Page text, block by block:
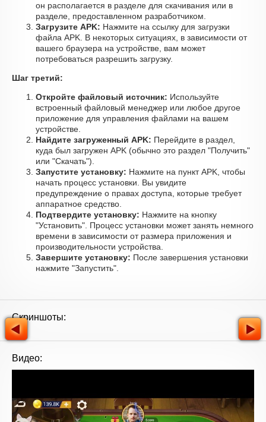
он располагается в разделе для скачивания или в
разделе, предоставленном разработчиком.
Загрузите APK: Нажмите на ссылку для загрузки
файла APK. В некоторых ситуациях, в зависимости от
вашего браузера на устройстве, вам может
потребоваться разрешить загрузку.
Шаг третий:
Откройте файловый источник: Используйте
встроенный файловый менеджер или любое другое
приложение для управления файлами на вашем
устройстве.
Найдите загруженный APK: Перейдите в раздел,
куда был загружен APK (обычно это раздел "Получить"
или "Скачать").
Запустите установку: Нажмите на пункт APK, чтобы
начать процесс установки. Вы увидите
предупреждение о правах доступа, которые требует
аппаратное средство.
Подтвердите установку: Нажмите на кнопку
"Установить". Процесс установки может занять немного
времени в зависимости от размера приложения и
производительности устройства.
Завершите установку: После завершения установки
нажмите "Запустить".
Скриншоты:
Видео: